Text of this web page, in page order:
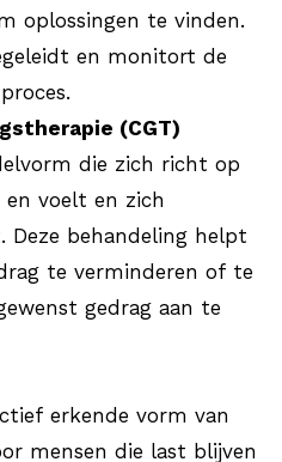
oplossingen te vinden.
en monitort de
(CGT)
die zich richt op
voelt en zich
Deze behandeling helpt
te verminderen of te
gedrag aan te
erkende vorm van
mensen die last blijven